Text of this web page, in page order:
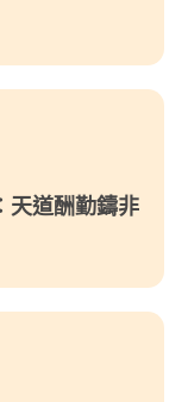
天道酬勤鑄非